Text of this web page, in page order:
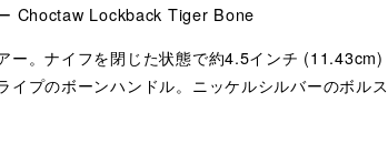
Choctaw Lockback Tiger Bone
ー。ナイフを閉じた状態で約4.5インチ
イプのボーンハンドル。ニッケルシルバーのボル